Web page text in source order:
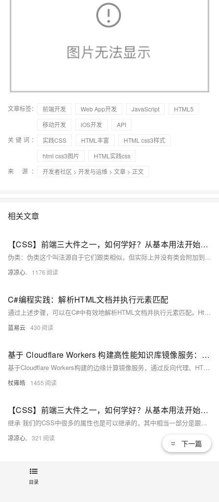
文章标签： 前端开发 Web App开发 JavaScript
HTML5
移动开发
iOS开发
API
关键词：
实践CSS HTML丰富
HTML css3样式
html css3图片
HTML实践css
来 源：
开发者社区 > 开发与运维 > 文章 > 正文
目录
相关文章
【CSS】前端三大件之一，如何学好？从基本用法开始吧！（二）：CSS伪类：UI伪类、结构化伪类；通过伪类获得子元素的第n个元素；创建一个伪元素展示在页面中；获得最后一个元素；处理聚焦元素的样式
伪类：伪类这个叫法源自于它们跟类相似，但实际上并没有类会附加到标记中的标签上。 伪类分为两种(以及新增的伪类选择器)： UI伪类：会在HTML元素处于某种状态时(例如：鼠标指针位于连接上)，为该元素应用CSS样式。 :hover 结构化伪类：会在标记中存在某种结构上的关系时 例如： 某元素是一组元素中的第一个或最后一个，为该元素应用CSS样式。 :not和:target(CSS3新增的两个特殊的伪类选择器)
凉凉心. 1176
C#编程实践：解析HTML文档并执行元素匹配
通过上述步骤，可以在C#中有效地解析HTML文档并执行元素匹配。HtmlAgilityPack提供了一个强大而灵活的工具集，可以处理各种HTML解析任务。
蓝易云 430
基于 Cloudflare Workers 构建高性能知识库镜像服务：反向代理与 HTML 动态重写实践
基于Cloudflare Workers构建的边缘计算镜像服务，通过反向代理、HTML动态重写与智能缓存，优化维基百科等知识平台的访问性能。支持路径映射、安全头清理与容错回退，实现免运维、低延迟、高可用的Web加速方案，适用于教育、科研等合规场景。
杖雍皓 1455
【CSS】前端三大件之一，如何学好？从基本用法开始吧！（三）：元素继承关系、层叠样式规则、字体属性、文本属性；针对字体和文本作样式修改
继承 我们的CSS中很多的属性也是可以继承的，其中相当一部分是跟文字的相关的，比如说颜色、字体、字号。 当然还有一部分是不能继承的。 例如边框、内外边距。 层叠 层叠是CSS的核心机制。 层叠的工作机制： 当元素的同一个样式属性有多种样式值的时候，CSS就是靠层叠机制来决定最终应用哪种样式。 层叠规则： 层叠规则一：找到应用给每个元素和属性的声明。 说明：浏览器在加载每个页面时，都会据此查找到每条CSS规则， 并标识出所有受到影响的HTML元素。
凉凉心. 321
下一篇